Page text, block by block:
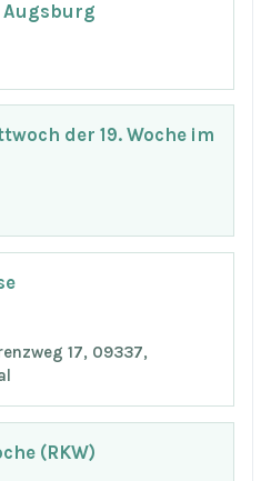
der 19. Woche im
17, 09337,
(RKW)